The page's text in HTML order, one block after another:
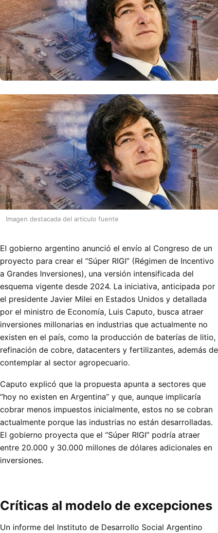
Imagen destacada del articulo fuente
El gobierno argentino anunció el envío al Congreso de un
proyecto para crear el “Súper RIGI” (Régimen de Incentivo
a Grandes Inversiones), una versión intensificada del
esquema vigente desde 2024. La iniciativa, anticipada por
el presidente Javier Milei en Estados Unidos y detallada
por el ministro de Economía, Luis Caputo, busca atraer
inversiones millonarias en industrias que actualmente no
existen en el país, como la producción de baterías de litio,
refinación de cobre, datacenters y fertilizantes, además de
contemplar al sector agropecuario.
Caputo explicó que la propuesta apunta a sectores que
“hoy no existen en Argentina” y que, aunque implicaría
cobrar menos impuestos inicialmente, estos no se cobran
actualmente porque las industrias no están desarrolladas.
El gobierno proyecta que el “Súper RIGI” podría atraer
entre 20.000 y 30.000 millones de dólares adicionales en
inversiones.
Críticas al modelo de excepciones
Un informe del Instituto de Desarrollo Social Argentino